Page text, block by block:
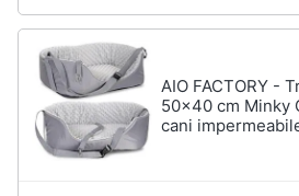
Ciotole
cani
Vedi
AIO FACTORY -
50x40 cm Minky
cani